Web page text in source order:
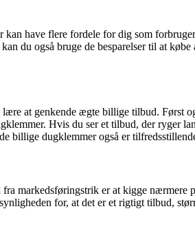
have flere fordele for dig som
du også bruge de besparelser til at
at genkende ægte billige tilbud. Først
Hvis du ser et tilbud, der ryger
billige dugklemmer også er
markedsføringstrik er at kigge nærmere
for, at det er et rigtigt tilbud,